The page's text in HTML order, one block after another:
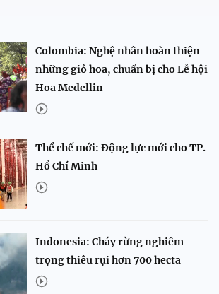
Colombia: Nghệ nhân hoàn thiện
những giỏ hoa, chuẩn bị cho Lễ hội
Hoa Medellin
Thể chế mới: Động lực mới cho TP.
Hồ Chí Minh
Indonesia: Cháy rừng nghiêm
trọng thiêu rụi hơn 700 hecta